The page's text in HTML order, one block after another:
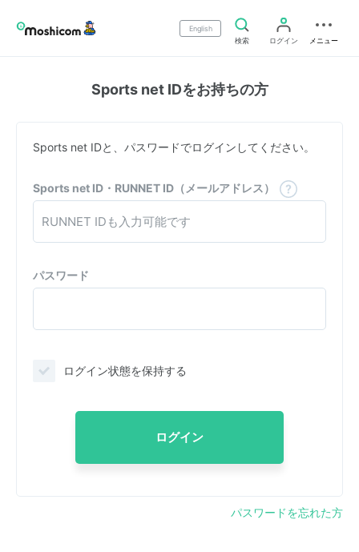
English
検索
ログイン メニュー
Sports net IDをお持ちの方
Sports net IDと、パスワードでログインしてください。
Sports net ID・RUNNET ID（メールアドレス）
パスワード
ログイン状態を保持する
ログイン
パスワードを忘れた方